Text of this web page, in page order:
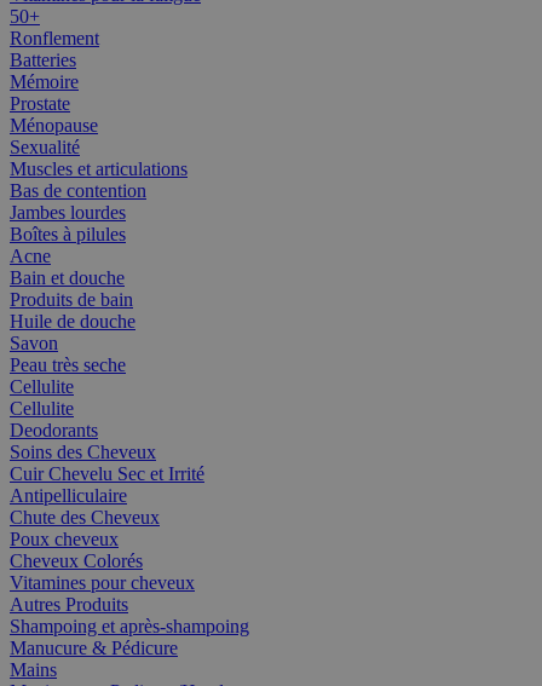
50+
Ronflement
Batteries
Mémoire
Prostate
Ménopause
Sexualité
Muscles et articulations
Bas de contention
Jambes lourdes
Boîtes à pilules
Acne
Bain et douche
Produits de bain
Huile de douche
Savon
Peau très seche
Cellulite
Cellulite
Deodorants
Soins des Cheveux
Cuir Chevelu Sec et Irrité
Antipelliculaire
Chute des Cheveux
Poux cheveux
Cheveux Colorés
Vitamines pour cheveux
Autres Produits
Shampoing et après-shampoing
Manucure & Pédicure
Mains